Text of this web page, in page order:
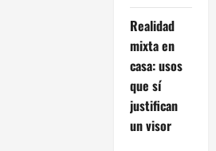
Realidad
mixta en
casa: usos
que sí
justifican
un visor